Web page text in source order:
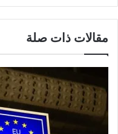
مقالات ذات صلة